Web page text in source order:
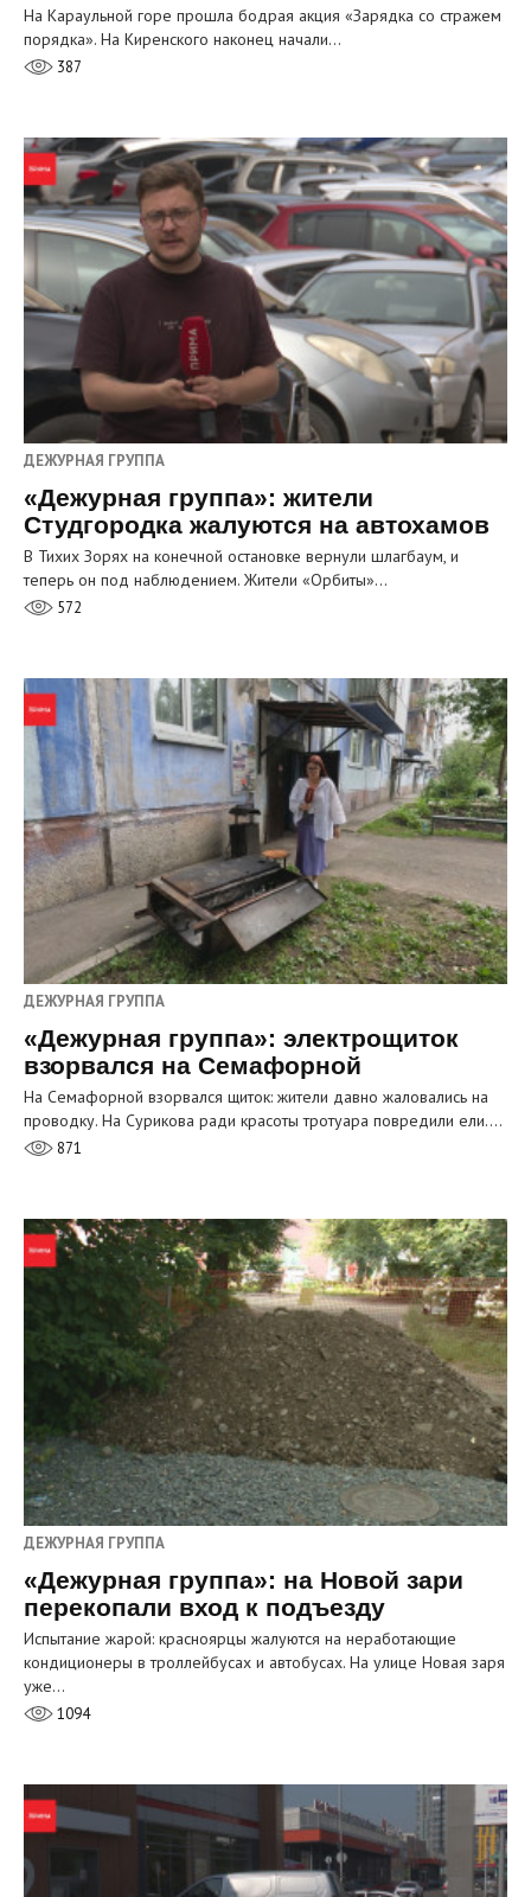
На Караульной горе прошла бодрая акция «Зарядка со стражем
порядка». На Киренского наконец начали…
387
ДЕЖУРНАЯ ГРУППА
«Дежурная группа»: жители
Студгородка жалуются на автохамов
В Тихих Зорях на конечной остановке вернули шлагбаум, и
теперь он под наблюдением. Жители «Орбиты»…
572
ДЕЖУРНАЯ ГРУППА
«Дежурная группа»: электрощиток
взорвался на Семафорной
На Семафорной взорвался щиток: жители давно жаловались на
проводку. На Сурикова ради красоты тротуара повредили ели.…
871
ДЕЖУРНАЯ ГРУППА
«Дежурная группа»: на Новой зари
перекопали вход к подъезду
Испытание жарой: красноярцы жалуются на неработающие
кондиционеры в троллейбусах и автобусах. На улице Новая заря
уже…
1094